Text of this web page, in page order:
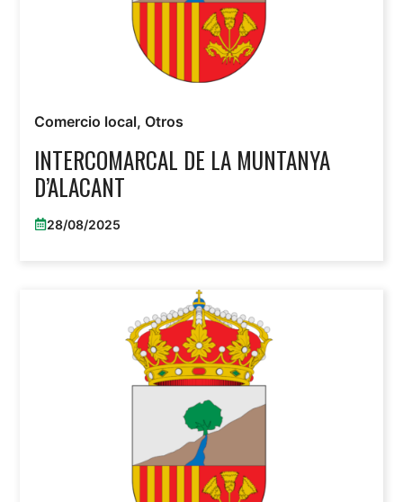
Comercio local, Otros
INTERCOMARCAL DE LA MUNTANYA
D’ALACANT
28/08/2025